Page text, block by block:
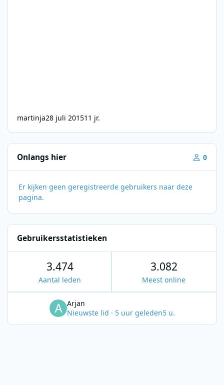
martinja28 juli 201511 jr.
Onlangs hier 0
Er kijken geen geregistreerde gebruikers naar deze
pagina.
Gebruikersstatistieken
3.474
Aantal leden
3.082
Meest online
Arjan
Nieuwste lid · 5 uur geleden5 u.